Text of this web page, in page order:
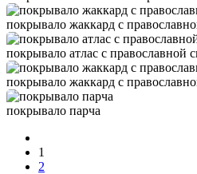
покрывало жаккард с
покрывало атлас с православной
покрывало жаккард с
покрывало парча
1
2